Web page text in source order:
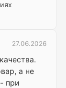
27.06.2026
а не
при